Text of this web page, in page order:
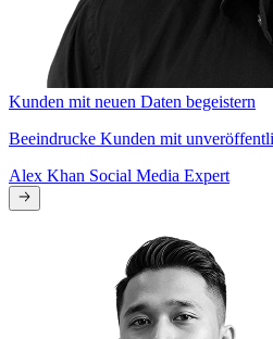
Kunden mit neuen Daten begeistern
Beeindrucke Kunden mit
Alex Khan Social Media Expert